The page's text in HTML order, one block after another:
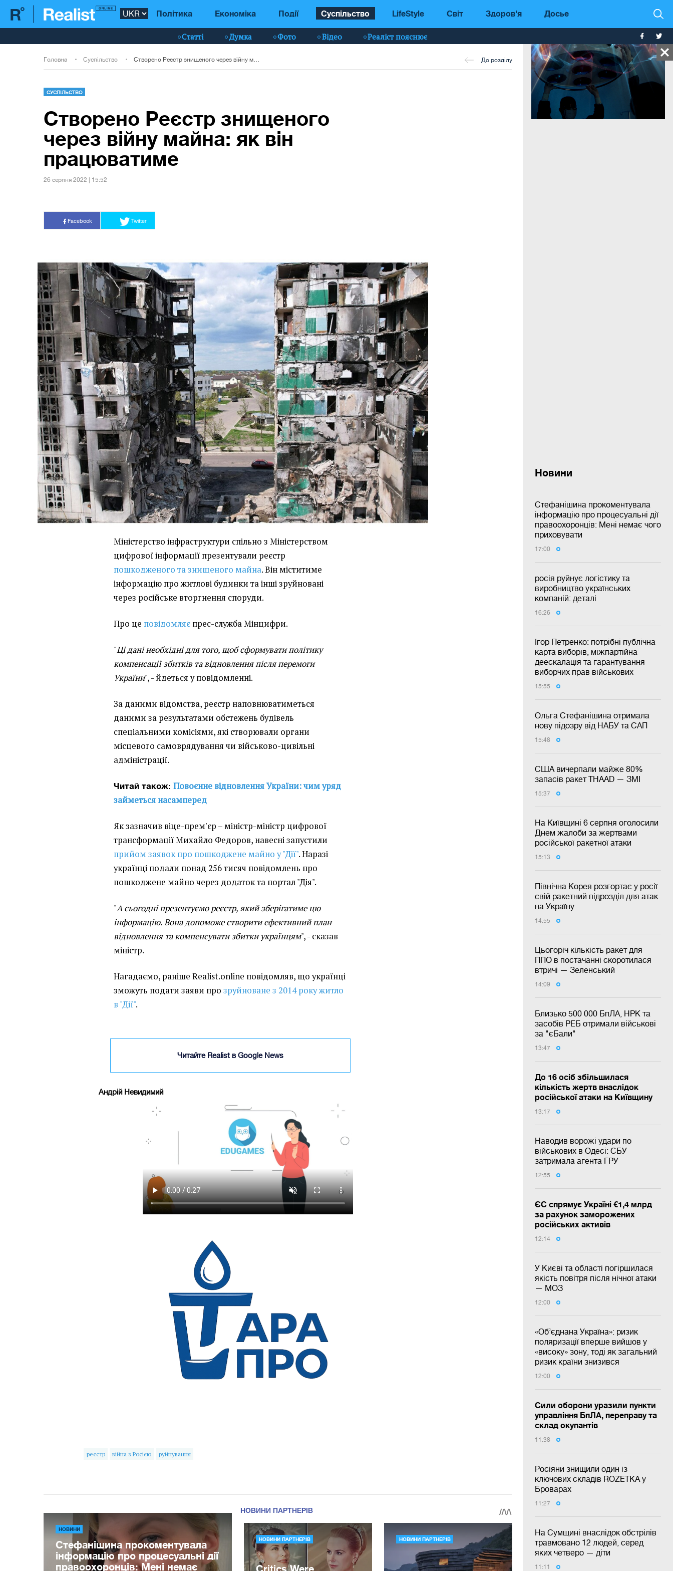
Політика Економіка Події Суспільство LifeStyle Світ Здоров'я Досье
Статті Думка Фото Відео Реаліст пояснює
Новини
Стефанішина прокоментувала
інформацію про процесуальні дії
правоохоронців: Мені немає чого
приховувати
17:00
росія руйнує логістику та
виробництво українських
компаній: деталі
16:26
Ігор Петренко: потрібні публічна
карта виборів, міжпартійна
деескалація та гарантування
виборчих прав військових
15:55
Ольга Стефанішина отримала
нову підозру від НАБУ та САП
15:48
США вичерпали майже 80%
запасів ракет THAAD — ЗМІ
15:37
На Київщині 6 серпня оголосили
Днем жалоби за жертвами
російської ракетної атаки
15:13
Північна Корея розгортає у росії
свій ракетний підрозділ для атак
на Україну
14:55
Цьогоріч кількість ракет для
ППО в постачанні скоротилася
втричі — Зеленський
14:09
Близько 500 000 БпЛА, НРК та
засобів РЕБ отримали військові
за "єБали"
13:47
До 16 осіб збільшилася
кількість жертв внаслідок
російської атаки на Київщину
13:17
Наводив ворожі удари по
військових в Одесі: СБУ
затримала агента ГРУ
12:55
ЄС спрямує Україні €1,4 млрд
за рахунок заморожених
російських активів
12:14
У Києві та області погіршилася
якість повітря після нічної атаки
— МОЗ
12:00
«Об’єднана Україна»: ризик
поляризації вперше вийшов у
«високу» зону, тоді як загальний
ризик країни знизився
12:00
Сили оборони уразили пункти
управління БпЛА, переправу та
склад окупантів
11:38
Росіяни знищили один із
ключових складів ROZETKA у
Броварах
11:27
На Сумщині внаслідок обстрілів
травмовано 12 людей, серед
яких четверо — діти
11:11
Головна Суспільство До розділу
СУСПІЛЬСТВО
Створено Реєстр знищеного
через війну майна: як він
працюватиме
26 серпня 2022 | 15:52
Facebook Twitter
Міністерство інфраструктури спільно з Міністерством
цифрової інформації презентували реєстр
пошкодженого та знищеного майна. Він міститиме
інформацію про житлові будинки та інші зруйновані
через російське вторгнення споруди.
Про це повідомляє прес-служба Мінцифри.
"Ці дані необхідні для того, щоб сформувати політику
компенсації збитків та відновлення після перемоги
України", - йдеться у повідомленні.
За даними відомства, реєстр наповнюватиметься
даними за результатами обстежень будівель
спеціальними комісіями, які створювали органи
місцевого самоврядування чи військово-цивільні
адміністрації.
Читай також:Повоєнне відновлення України: чим уряд
займеться насамперед
Як зазначив віце-прем'єр – міністр-міністр цифрової
трансформації Михайло Федоров, навесні запустили
прийом заявок про пошкоджене майно у "Дії". Наразі
українці подали понад 256 тисяч повідомлень про
пошкоджене майно через додаток та портал "Дія".
"А сьогодні презентуємо реєстр, який зберігатиме цю
інформацію. Вона допоможе створити ефективний план
відновлення та компенсувати збитки українцям", - сказав
міністр.
Нагадаємо, раніше Realist.online повідомляв, що українці
зможуть подати заяви прозруйноване з 2014 року житло
в "Дії".
Читайте Realist в Google News
Андрій Невидимий
реєстр війна з Росією руйнування
НОВИНИ
Стефанішина прокоментувала
інформацію про процесуальні дії
правоохоронців: Мені немає